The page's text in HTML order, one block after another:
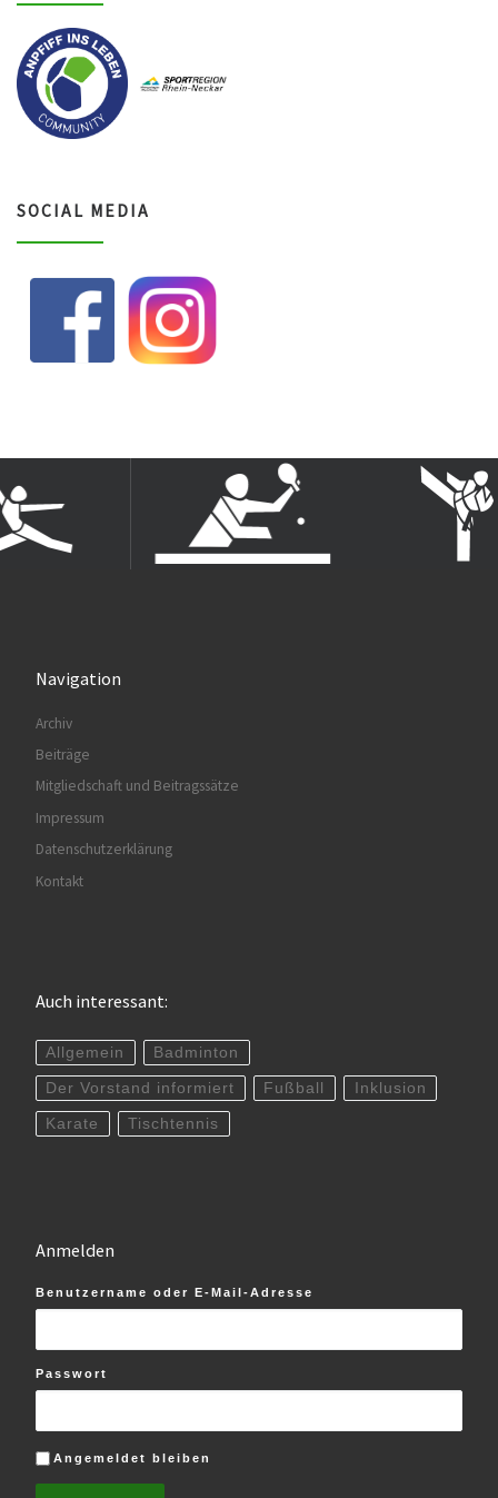
SOCIAL MEDIA
Navigation
Archiv
Beiträge
Mitgliedschaft und Beitragssätze
Impressum
Datenschutzerklärung
Kontakt
Auch interessant:
Allgemein Badminton
Der Vorstand informiert Fußball Inklusion
Karate Tischtennis
Anmelden
Benutzername oder E-Mail-Adresse
Passwort
Angemeldet bleiben